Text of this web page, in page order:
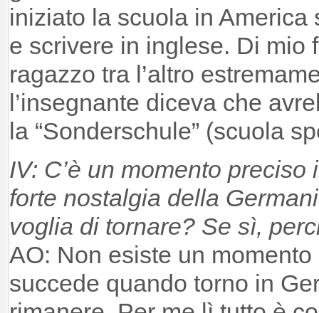
iniziato la scuola in
e scrivere in inglese. Di mio
ragazzo tra l’altro
l’insegnante diceva che
la “Sonderschule” (scuola
IV: C’è un momento
forte nostalgia della
voglia di tornare? Se sì,
AO: Non esiste un
succede quando torno in